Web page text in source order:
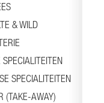
& WILD
SPECIALITEITEN
SPECIALITEITEN
(TAKE-AWAY)